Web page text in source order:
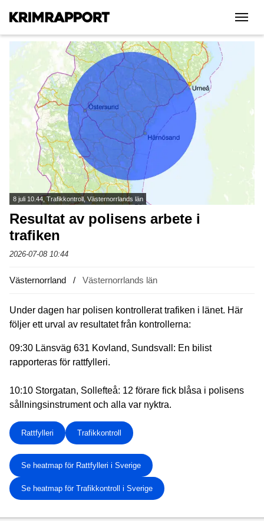
|||
8 juli 10.44, Trafikkontroll, Västernorrlands län
Resultat av polisens arbete i
trafiken
2026-07-08 10:44
Västernorrland Västernorrlands län
Under dagen har polisen kontrollerat trafiken i länet. Här
följer ett urval av resultatet från kontrollerna:
09:30 Länsväg 631 Kovland, Sundsvall: En bilist
rapporteras för rattfylleri.
10:10 Storgatan, Sollefteå: 12 förare fick blåsa i polisens
sållningsinstrument och alla var nyktra.
Rattfylleri Trafikkontroll
Se heatmap för Rattfylleri i Sverige
Se heatmap för Trafikkontroll i Sverige